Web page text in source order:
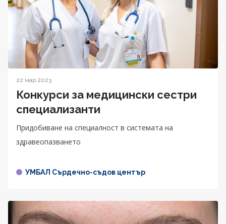
22 мар 2023
Конкурси за медицински сестри
специализанти
Придобиване на специалност в системата на
здравеопазването
УМБАЛ Сърдечно-съдов център